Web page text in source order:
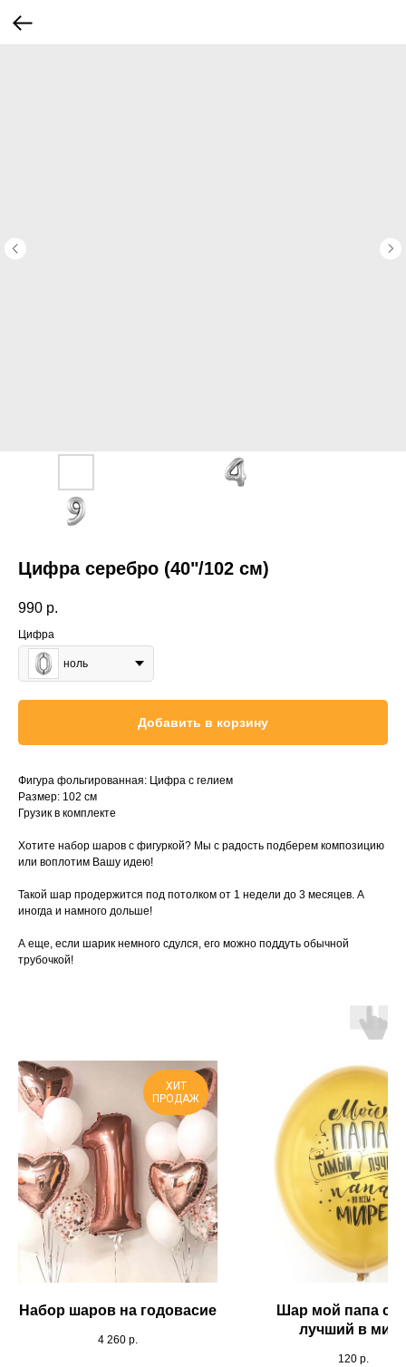
Цифра серебро (40"/102 см)
990 р.
Цифра
ноль
Добавить в корзину
Фигура фольгированная: Цифра с гелием
Размер: 102 см
Грузик в комплекте
Хотите набор шаров с фигуркой? Мы с радость подберем композицию
или воплотим Вашу идею!
Такой шар продержится под потолком от 1 недели до 3 месяцев. А
иногда и намного дольше!
А еще, если шарик немного сдулся, его можно поддуть обычной
трубочкой!
ХИТ
ПРОДАЖ
Набор шаров на годовасие
4 260 р.
Шар мой папа
лучший в
120 р.